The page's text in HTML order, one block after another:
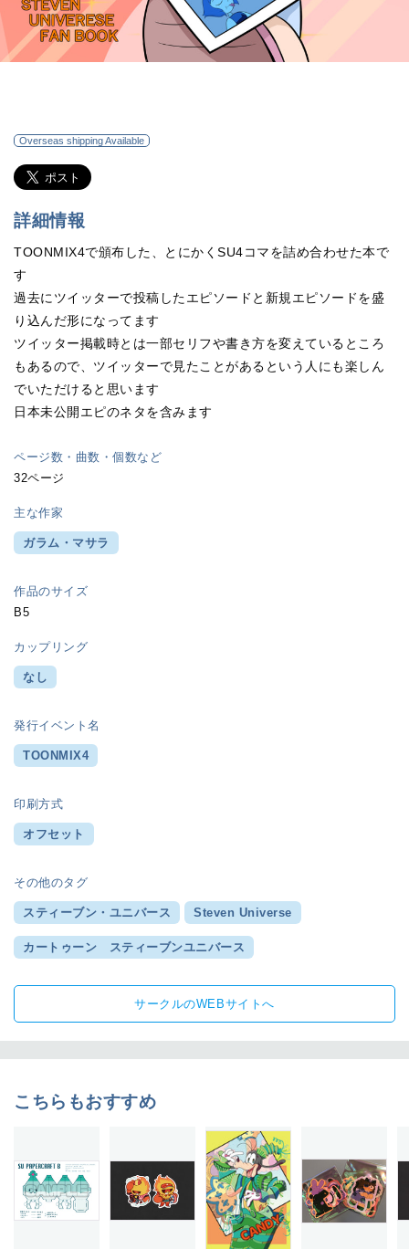
Overseas shipping Available
詳細情報
TOONMIX4で頒布した、とにかくSU4コマを詰め合わせた本で
す
過去にツイッターで投稿したエピソードと新規エピソードを盛
り込んだ形になってます
ツイッター掲載時とは一部セリフや書き方を変えているところ
もあるので、ツイッターで見たことがあるという人にも楽しん
でいただけると思います
日本未公開エピのネタを含みます
ページ数・曲数・個数など
32ページ
主な作家
ガラム・マサラ
作品のサイズ
B5
カップリング
なし
発行イベント名
TOONMIX4
印刷方式
オフセット
その他のタグ
スティーブン・ユニバース Steven Universe
カートゥーン スティーブンユニバース
サークルのWEBサイトへ
こちらもおすすめ